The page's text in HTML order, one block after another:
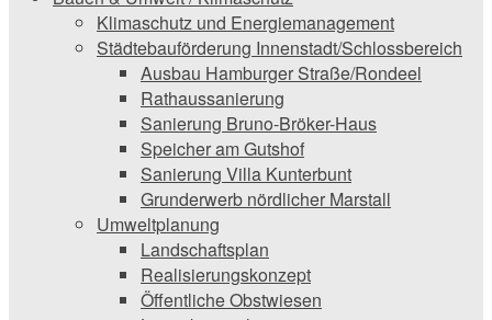
­Klimaschutz und ­­Energiemanagement
Städtebauförderung Innenstadt/Schlossbereich
Ausbau Hamburger Straße/Rondeel
Rathaussanierung
Sanierung Bruno-Bröker-Haus
Speicher am Gutshof
Sanierung Villa Kunterbunt
Grunderwerb nördlicher Marstall
Umweltplanung
Landschaftsplan
Realisierungskonzept
Öffentliche Obstwiesen